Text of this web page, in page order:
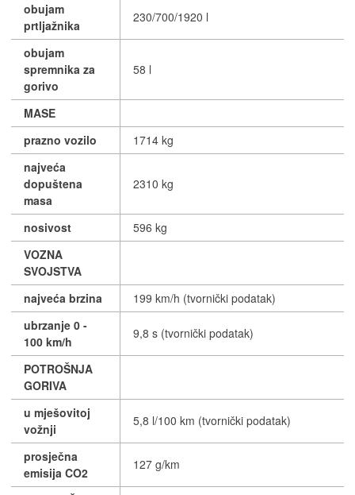
obujam
prtljažnika
230/700/1920 l
obujam
spremnika za
gorivo
58 l
MASE
prazno vozilo
1714 kg
najveća
dopuštena
masa
2310 kg
nosivost
596 kg
VOZNA
SVOJSTVA
najveća brzina
199 km/h (tvornički podatak)
ubrzanje 0 -
100 km/h
9,8 s (tvornički podatak)
POTROŠNJA
GORIVA
u mješovitoj
vožnji
5,8 l/100 km (tvornički podatak)
prosječna
emisija CO2
127 g/km